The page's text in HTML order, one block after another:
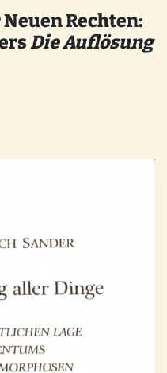
Rechten:
Die Auflösung